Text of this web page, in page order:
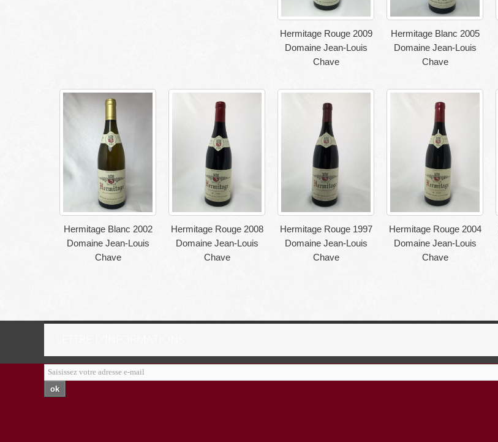
Hermitage Rouge 2009
Domaine Jean-Louis
Chave
Hermitage Blanc 2005
Domaine Jean-Louis
Chave
Hermitage Blanc 2002
Domaine Jean-Louis
Chave
Hermitage Rouge 2008
Domaine Jean-Louis
Chave
Hermitage Rouge 1997
Domaine Jean-Louis
Chave
Hermitage Rouge 2004
Domaine Jean-Louis
Chave
ok